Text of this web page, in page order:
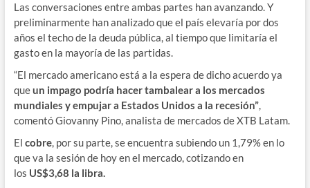
Las conversaciones entre ambas partes han avanzando. Y
preliminarmente han analizado que el país elevaría por dos
años el techo de la deuda pública, al tiempo que limitaría el
gasto en la mayoría de las partidas.
“El mercado americano está a la espera de dicho acuerdo ya
queun impago podría hacer tambalear a los mercados
mundiales y empujar a Estados Unidos a la recesión”,
comentó Giovanny Pino, analista de mercados de XTB Latam.
El cobre, por su parte, se encuentra subiendo un 1,79% en lo
que va la sesión de hoy en el mercado, cotizando en
los US$3,68 la libra.